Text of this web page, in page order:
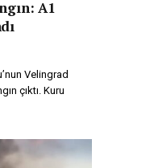
A1
Velingrad
çıktı. Kuru